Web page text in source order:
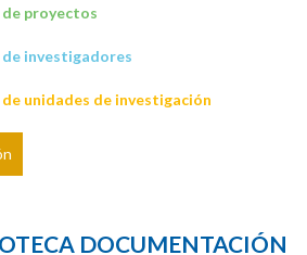
proyectos
investigadores
unidades de investigación
DOCUMENTACIÓN